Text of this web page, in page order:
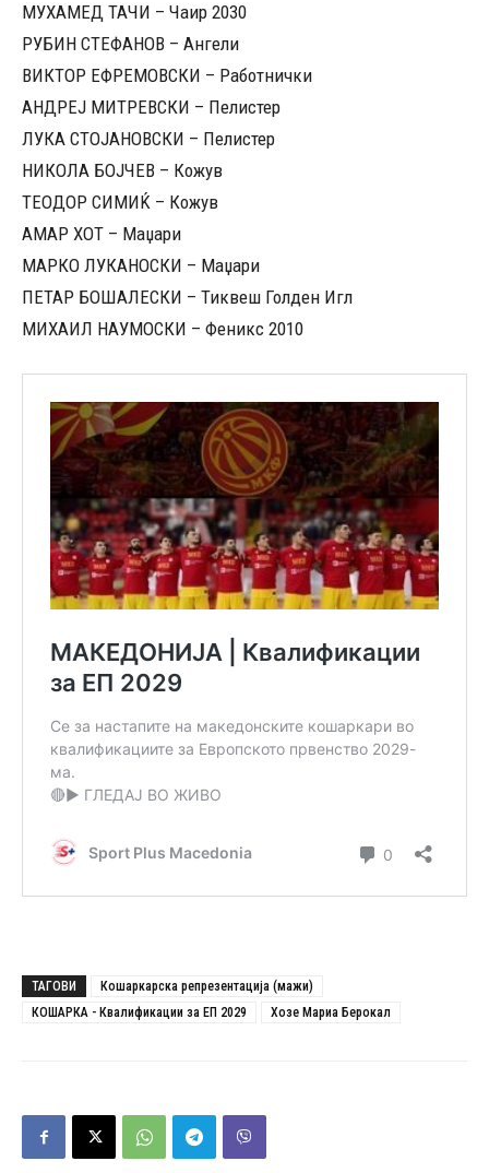
МУХАМЕД ТАЧИ – Чаир 2030
РУБИН СТЕФАНОВ – Ангели
ВИКТОР ЕФРЕМОВСКИ – Работнички
АНДРЕЈ МИТРЕВСКИ – Пелистер
ЛУКА СТОЈАНОВСКИ – Пелистер
НИКОЛА БОЈЧЕВ – Кожув
ТЕОДОР СИМИЌ – Кожув
АМАР ХОТ – Маџари
МАРКО ЛУКАНОСКИ – Маџари
ПЕТАР БОШАЛЕСКИ – Тиквеш Голден Игл
МИХАИЛ НАУМОСКИ – Феникс 2010
ТАГОВИ
Кошаркарска репрезентација (мажи)
КОШАРКА - Квалификации за ЕП 2029
Хозе Мариа Берокал